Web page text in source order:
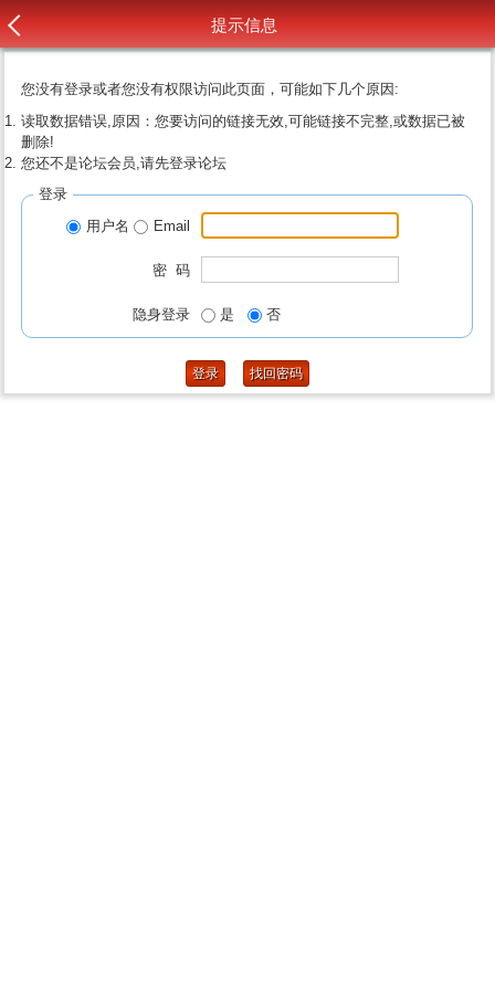
提示信息
您没有登录或者您没有权限访问此页面，可能如下几个原因:
读取数据错误,原因：您要访问的链接无效,可能链接不完整,或数据已被
删除!
您还不是论坛会员,请先登录论坛
登录
用户名
Email
密 码
隐身登录 是 否